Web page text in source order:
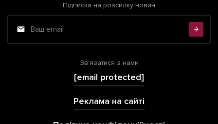
Підписка на розсилку новин
Зв'язатися з нами
[email protected]
Реклама на сайті